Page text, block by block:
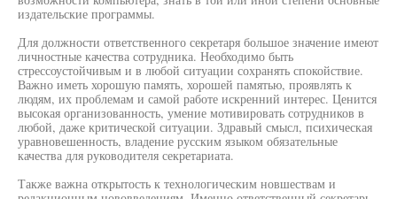
издательские программы.
Для должности ответственного секретаря большое значение имеют
личностные качества сотрудника. Необходимо быть
стрессоустойчивым и в любой ситуации сохранять спокойствие.
Важно иметь хорошую память, хорошей памятью, проявлять к
людям, их проблемам и самой работе искренний интерес. Ценится
высокая организованность, умение мотивировать сотрудников в
любой, даже критической ситуации. Здравый смысл, психическая
уравновешенность, владение русским языком обязательные
качества для руководителя секретариата.
Также важна открытость к технологическим новшествам и